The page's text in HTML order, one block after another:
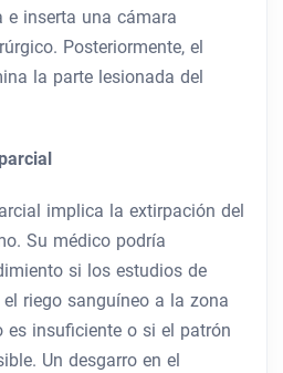
e inserta una cámara
Posteriormente, el
la parte lesionada del
implica la extirpación del
Su médico podría
si los estudios de
riego sanguíneo a la zona
es insuficiente o si el patrón
Un desgarro en el